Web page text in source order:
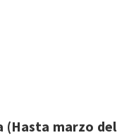
(Hasta marzo del